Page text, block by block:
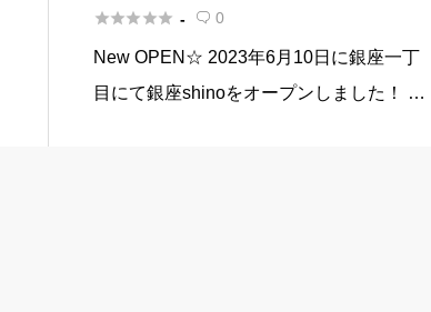
【ギンザ シノ メンズ リヨウシツ バ
 -  0
New OPEN☆ 2023年6月10日に銀座一丁
目にて銀座shinoをオープンしました！ 💈